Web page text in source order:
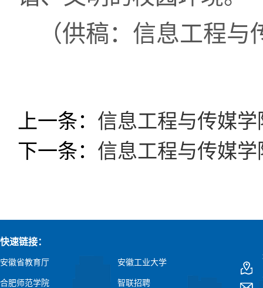
（供稿：信息工程与
上一条： 信息工程与传媒学
下一条： 信息工程与传媒
快速链接：
安徽省教育厅 安徽工业大学
合肥师范学院 智联招聘